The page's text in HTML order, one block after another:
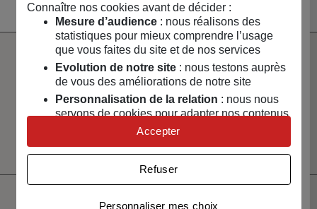
Paiement
100% sécurisé
Livraison
rapide
Un service client
Vendeurs
Connaître nos cookies avant de décider :
Mesure d’audience: nous réalisons des
statistiques pour mieux comprendre l’usage
que vous faites du site et de nos services
Evolution de notre site: nous testons auprès
de vous des améliorations de notre site
Personnalisation de la relation : nous nous
servons de cookies pour adapter nos contenus
et personnaliser nos offres
Univers publicitaire: nous utilisons avec nos
publicités personnalisées
Personnaliser mes choix
Refuser
Accepter